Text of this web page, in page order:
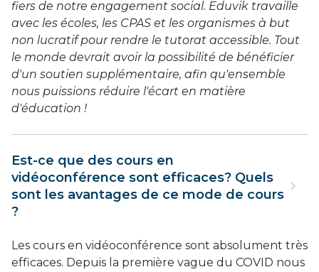
fiers de notre engagement social. Eduvik travaille
avec les écoles, les CPAS et les organismes à but
non lucratif pour rendre le tutorat accessible. Tout
le monde devrait avoir la possibilité de bénéficier
d'un soutien supplémentaire, afin qu'ensemble
nous puissions réduire l'écart en matière
d'éducation !
Est-ce que des cours en
vidéoconférence sont efficaces? Quels
sont les avantages de ce mode de cours
?
Les cours en vidéoconférence sont absolument très
efficaces. Depuis la première vague du COVID nous